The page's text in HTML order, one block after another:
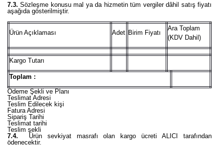
7.3. Sözleşme konusu mal ya da hizmetin tüm vergiler dâhil satış fiyatı
aşağıda gösterilmiştir.
Ürün Açıklaması Adet Birim Fiyatı
Ara Toplam
(KDV Dahil)
Kargo Tutarı
Toplam :
Ödeme Şekli ve Planı
Teslimat Adresi
Teslim Edilecek kişi
Fatura Adresi
Sipariş Tarihi
Teslimat tarihi
Teslim şekli
7.4. Ürün sevkiyat masrafı olan kargo ücreti ALICI tarafından
ödenecektir.